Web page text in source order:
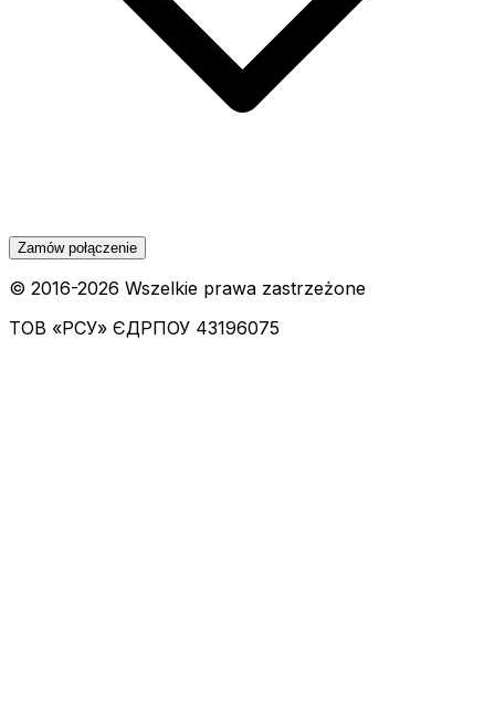
Zamów połączenie
© 2016-2026 Wszelkie prawa zastrzeżone
ТОВ «РСУ» ЄДРПОУ 43196075